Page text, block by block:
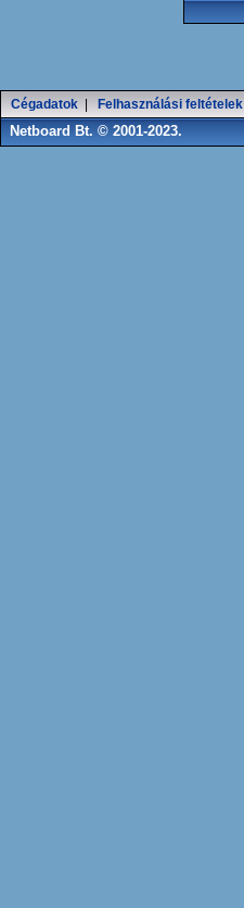
Cégadatok Felhasználási feltételek
Netboard Bt. © 2001-2023.